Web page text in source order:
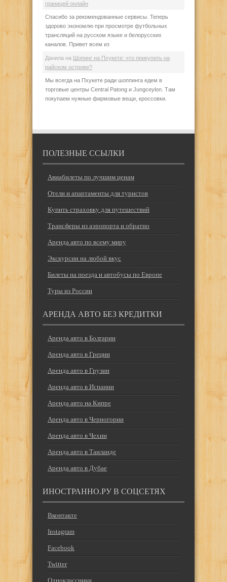
границей онлайн
Спасибо за рекомендованные сервисы. Теперь
здорово экономлю при просмотре футбольных
трансляций на русском языке и белорусских
каналов. Привет всем из
Данила на Шопинг на Пхукете: что прикупить на
райском острове?
Мы всегда на Пхукете ради шоппинга едем в
торговые центры Central Patong и Jungceylon. Там
покупаем нужные фирмовые вещи, кроссовки.
ПОЛЕЗНЫЕ ССЫЛКИ
Авиабилеты по лучшим ценам
Отели и апартаменты для туристов
Купить страховку для путешествий
Трансферы из аэропорта и обратно
Аренда авто по всему миру
Экскурсии на любой вкус
Билеты на поезда и автобусы по Европе
Туры из России
АРЕНДА АВТО БЕЗ КРЕДИТКИ
Аренда авто в Болгарии
Аренда авто в Греции
Аренда авто в Грузии
Аренда авто в Испании
Аренда авто на Кипре
Аренда авто в Черногории
Аренда авто в Чехии
Аренда авто в Таиланде
Аренда авто в Дубае
ИНОСТРАННО.РУ В СОЦСЕТЯХ
Вконтакте
Instagram
Facebook
Twitter
Одноклассники